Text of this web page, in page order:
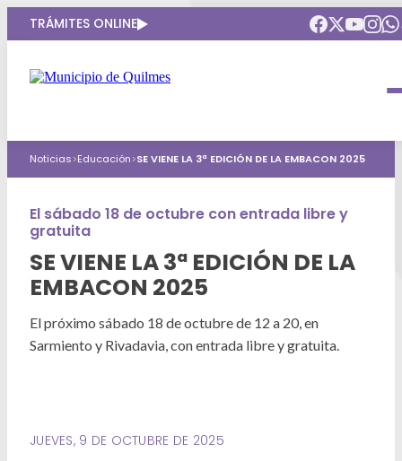
TRÁMITES ONLINE
Intendenta
Gobierno Abierto
Áreas de gobierno
Puntos de interés
Mapa interactivo
Seguridad
GIRSU
Educación
Ambiente
ARQUI
Mi Quilmes Digital
Atención a la comunidad
Defensa del consumidor
Agenda municipal
Noticias>Educación>SE VIENE LA 3ª EDICIÓN DE LA EMBACON 2025
El sábado 18 de octubre con entrada libre y
gratuita
SE VIENE LA 3ª EDICIÓN DE LA
EMBACON 2025
El próximo sábado 18 de octubre de 12 a 20, en
Sarmiento y Rivadavia, con entrada libre y gratuita.
JUEVES, 9 DE OCTUBRE DE 2025